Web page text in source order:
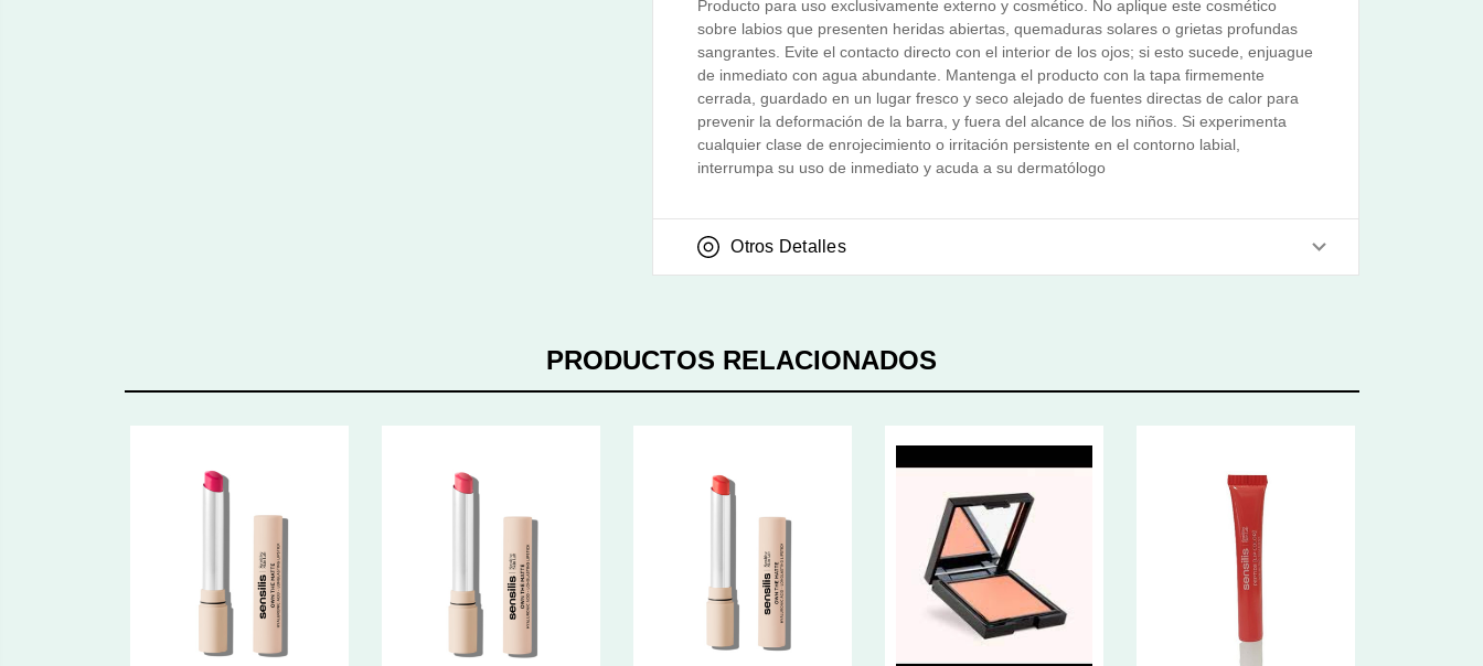
Producto para uso exclusivamente externo y cosmético. No aplique este cosmético
sobre labios que presenten heridas abiertas, quemaduras solares o grietas profundas
sangrantes. Evite el contacto directo con el interior de los ojos; si esto sucede, enjuague
de inmediato con agua abundante. Mantenga el producto con la tapa firmemente
cerrada, guardado en un lugar fresco y seco alejado de fuentes directas de calor para
prevenir la deformación de la barra, y fuera del alcance de los niños. Si experimenta
cualquier clase de enrojecimiento o irritación persistente en el contorno labial,
interrumpa su uso de inmediato y acuda a su dermatólogo
Otros Detalles
PRODUCTOS RELACIONADOS